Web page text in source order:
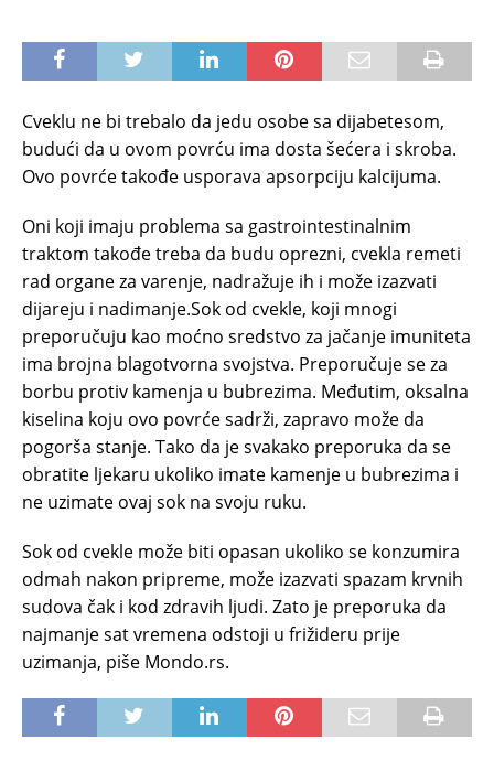
Cveklu ne bi trebalo da jedu osobe sa dijabetesom,
budući da u ovom povrću ima dosta šećera i skroba.
Ovo povrće takođe usporava apsorpciju kalcijuma.
Oni koji imaju problema sa gastrointestinalnim
traktom takođe treba da budu oprezni, cvekla remeti
rad organe za varenje, nadražuje ih i može izazvati
dijareju i nadimanje.Sok od cvekle, koji mnogi
preporučuju kao moćno sredstvo za jačanje imuniteta
ima brojna blagotvorna svojstva. Preporučuje se za
borbu protiv kamenja u bubrezima. Međutim, oksalna
kiselina koju ovo povrće sadrži, zapravo može da
pogorša stanje. Tako da je svakako preporuka da se
obratite ljekaru ukoliko imate kamenje u bubrezima i
ne uzimate ovaj sok na svoju ruku.
Sok od cvekle može biti opasan ukoliko se konzumira
odmah nakon pripreme, može izazvati spazam krvnih
sudova čak i kod zdravih ljudi. Zato je preporuka da
najmanje sat vremena odstoji u frižideru prije
uzimanja, piše Mondo.rs.